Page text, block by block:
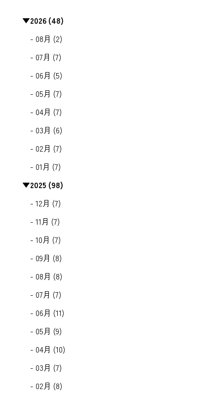
▼2026 (48)
- 08月 (2)
- 07月 (7)
- 06月 (5)
- 05月 (7)
- 04月 (7)
- 03月 (6)
- 02月 (7)
- 01月 (7)
▼2025 (98)
- 12月 (7)
- 11月 (7)
- 10月 (7)
- 09月 (8)
- 08月 (8)
- 07月 (7)
- 06月 (11)
- 05月 (9)
- 04月 (10)
- 03月 (7)
- 02月 (8)